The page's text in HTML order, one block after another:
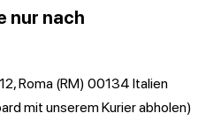
nur nach
Roma (RM) 00134 Italien
mit unserem Kurier abholen)